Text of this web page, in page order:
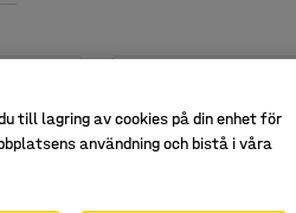
till lagring av cookies på din enhet för
användning och bistå i våra